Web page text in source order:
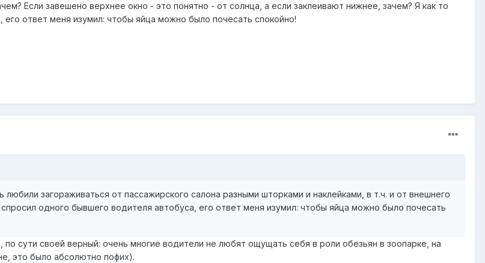
Если завешено верхнее окно - это понятно - от солнца, а если заклеивают нижнее, зачем? Я как то
ответ меня изумил: чтобы яйца можно было почесать спокойно!
загораживаться от пассажирского салона разными шторками и наклейками, в т.ч. и от внешнего
одного бывшего водителя автобуса, его ответ меня изумил: чтобы яйца можно было почесать
по сути своей верный: очень многие водители не любят ощущать себя в роли обезьян в зоопарке, на
это было абсолютно пофих).